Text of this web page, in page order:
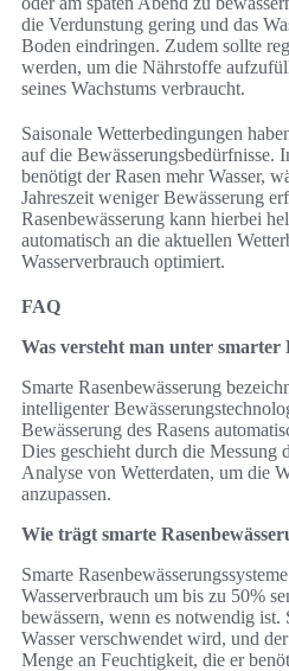
die Verdunstung gering und das
Boden eindringen. Zudem sollte
werden, um die Nährstoffe
seines Wachstums verbraucht.
Saisonale Wetterbedingungen
auf die Bewässerungsbedürfnisse.
benötigt der Rasen mehr Wasser,
Jahreszeit weniger Bewässerung
Rasenbewässerung kann hierbei
automatisch an die aktuellen
Wasserverbrauch optimiert.
FAQ
Was versteht man unter smarter
Smarte Rasenbewässerung
intelligenter
Bewässerung des Rasens
Dies geschieht durch die Messung
Analyse von Wetterdaten, um die
anzupassen.
Wie trägt smarte
Smarte
Wasserverbrauch um bis zu 50%
bewässern, wenn es notwendig
Wasser verschwendet wird, und
Menge an Feuchtigkeit, die er